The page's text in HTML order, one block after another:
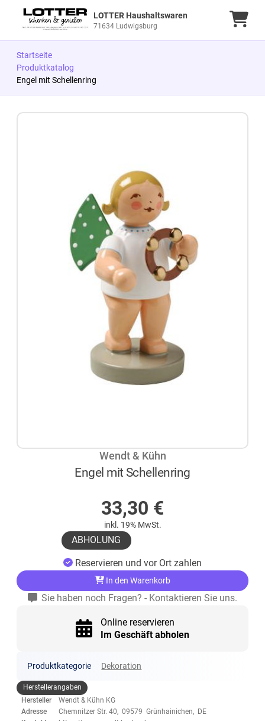
LOTTER Haushaltswaren
71634 Ludwigsburg
Startseite
Produktkatalog
Engel mit Schellenring
Wendt & Kühn
Engel mit Schellenring
33,30 €
inkl. 19% MwSt.
ABHOLUNG
Reservieren und vor Ort zahlen
In den Warenkorb
Sie haben noch Fragen? - Kontaktieren Sie uns.
Online reservieren
Im Geschäft abholen
Produktkategorie Dekoration
Herstellerangaben
Hersteller
Wendt & Kühn KG
Adresse
Chemnitzer Str. 40, 09579 Grünhainichen, DE